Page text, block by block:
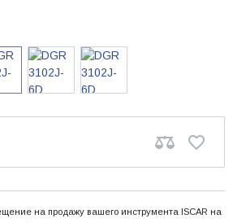
на продажу вашего инструмента ISCAR на